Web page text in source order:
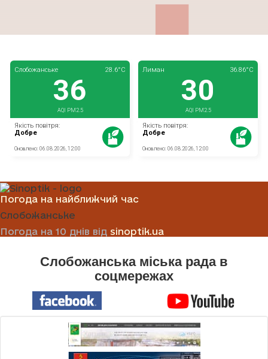
Погода на найближчий час
Слобожанське
Погода на 10 днів від sinoptik.ua
Слобожанська міська рада в
соцмережах